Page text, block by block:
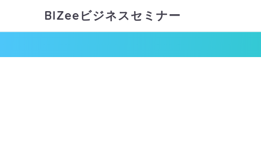
BIZeeビジネスセミナー